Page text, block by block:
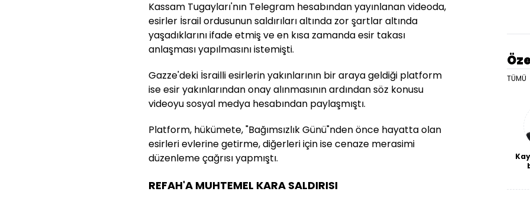
Kassam Tugayları'nın Telegram hesabından yayınlanan videoda,
esirler İsrail ordusunun saldırıları altında zor şartlar altında
yaşadıklarını ifade etmiş ve en kısa zamanda esir takası
anlaşması yapılmasını istemişti.
Gazze'deki İsrailli esirlerin yakınlarının bir araya geldiği platform
ise esir yakınlarından onay alınmasının ardından söz konusu
videoyu sosyal medya hesabından paylaşmıştı.
Platform, hükümete, "Bağımsızlık Günü"nden önce hayatta olan
esirleri evlerine getirme, diğerleri için ise cenaze merasimi
düzenleme çağrısı yapmıştı.
REFAH'A MUHTEMEL KARA SALDIRISI
TÜMÜ